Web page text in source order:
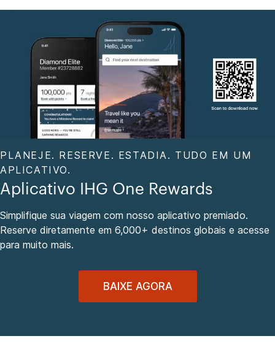
PLANEJE. RESERVE. ESTADIA. TUDO EM UM
APLICATIVO.
Aplicativo IHG One Rewards
Simplifique sua viagem com nosso aplicativo premiado.
Reserve diretamente em 6,000+ destinos globais e acesse
para muito mais.
BAIXE AGORA